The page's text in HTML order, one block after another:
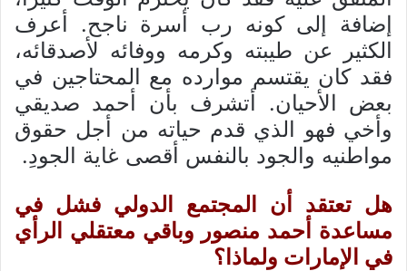
إضافة إلى كونه رب أسرة ناجح. أعرف
الكثير عن طيبته وكرمه ووفائه لأصدقائه،
فقد كان يقتسم موارده مع المحتاجين في
بعض الأحيان. أتشرف بأن أحمد صديقي
وأخي فهو الذي قدم حياته من أجل حقوق
مواطنيه والجود بالنفس أقصى غاية الجودِ.
هل تعتقد أن المجتمع الدولي فشل في
مساعدة أحمد منصور وباقي معتقلي الرأي
في الإمارات ولماذا؟